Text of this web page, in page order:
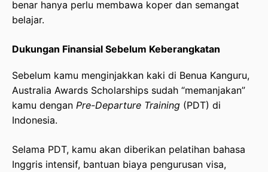
benar hanya perlu membawa koper dan semangat
belajar.
Dukungan Finansial Sebelum Keberangkatan
Sebelum kamu menginjakkan kaki di Benua Kanguru,
Australia Awards Scholarships sudah “memanjakan”
kamu dengan Pre-Departure Training (PDT) di
Indonesia.
Selama PDT, kamu akan diberikan pelatihan bahasa
Inggris intensif, bantuan biaya pengurusan visa,